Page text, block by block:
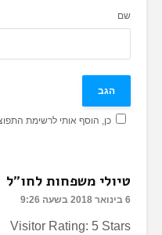
שם
כן, הוסף אותי לרשימת
טיולי משפחות לחו"ל
6 בינואר 2018 בשעה 9:26
Visitor Rating: 5 Stars